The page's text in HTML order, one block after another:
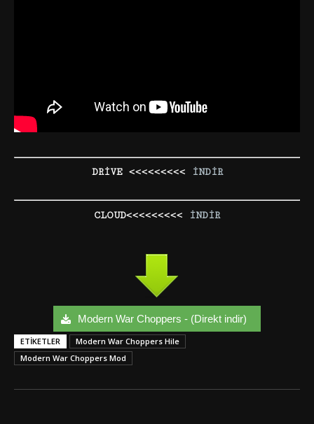
DRİVE <<<<<<<<< İNDİR
CLOUD<<<<<<<<< İNDİR
Modern War Choppers - (Direkt indir)
ETIKETLER
Modern War Choppers Hile
Modern War Choppers Mod